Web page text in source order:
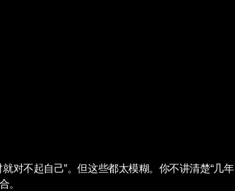
对不起自己”。但这些都太模糊。你不讲清楚“几年
。